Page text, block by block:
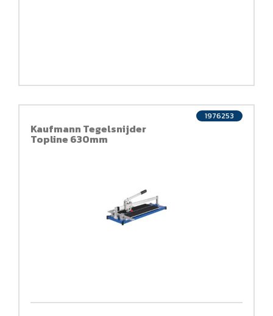
Kaufmann Tegelsnijder
Topline 630mm
1976253